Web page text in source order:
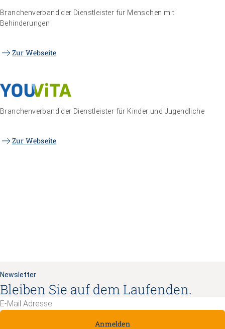
Branchenverband der Dienstleister für Menschen mit
Behinderungen
Zur Webseite
Branchenverband der Dienstleister für Kinder und Jugendliche
Zur Webseite
Newsletter
Bleiben Sie auf dem Laufenden.
Anmelden